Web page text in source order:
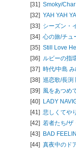
[31] Smoky/Char
[32] YAH YAH
[33] シーズン・
[34] 心の旅/チュ
[35] Still Love
[36] ルビーの指
[37] 時代/中島 み
[38] 巡恋歌/長渕
[39] 風をあつめ
[40] LADY
[41] 悲しくてや
[42] 若者たち/ザ
[43] BAD
[44] 真夜中のド